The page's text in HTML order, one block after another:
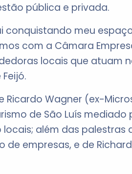
pública e privada.
meu
com a Câmara
locais que atuam
Wagner (ex-
de São Luís
além das palestras
empresas, e de